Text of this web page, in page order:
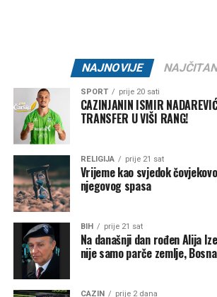
Brojni građani podržali su ovu odluku,
trenucima kolektivne tuge solidarnost i
biti ispred svih drugih interesa.
jednom je pokazala koliko je važno
empatije, poštovanja i odgovornosti,
kada cijela zajednica dijeli bol zbog
Share
NAJNOVIJE
SPORT prije 20 sati
CAZINJANIN ISMIR
TRANSFER U VIŠI RANG!
RELIGIJA prije 21 sat
Vrijeme kao svjedok
njegovog spasa
BIH prije 21 sat
Na današnji dan rođen Alija
nije samo parče zemlje,
CAZIN prije 2 dana